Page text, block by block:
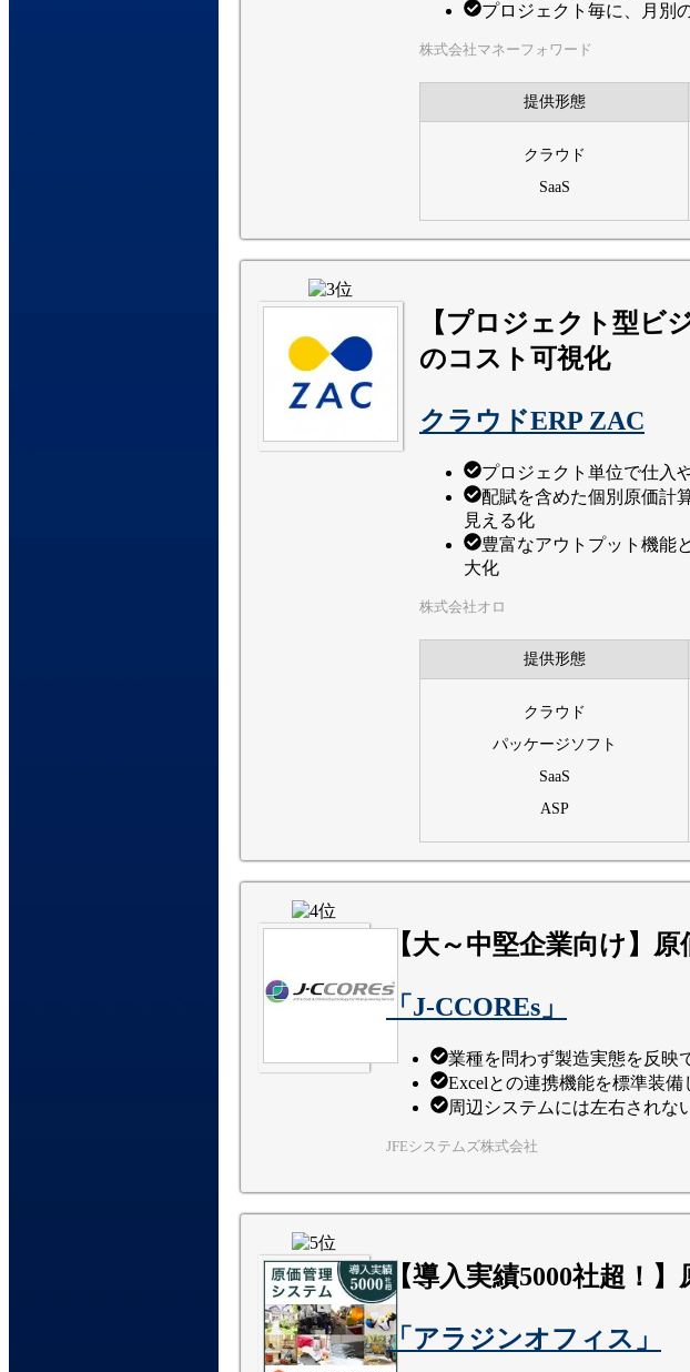
プロジェクト毎に、月別
株式会社マネーフォワード
提供形態
クラウド
SaaS
【プロジェクト型ビ
のコスト可視化
クラウドERP ZAC
プロジェクト単位で仕入
配賦を含めた個別原価計
見える化
豊富なアウトプット機能
大化
株式会社オロ
提供形態
クラウド
パッケージソフト
SaaS
ASP
【大～中堅企業向け】
「J-CCOREs」
業種を問わず製造実態を反映
Excelとの連携機能を標準装
周辺システムには左右されな
JFEシステムズ株式会社
【導入実績5000社超！
「アラジンオフィス」